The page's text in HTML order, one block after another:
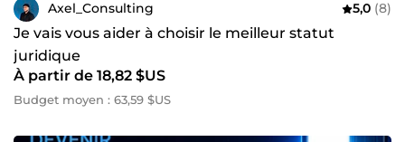
Axel_Consulting 5,0 (8)
Je vais vous aider à choisir le meilleur statut
juridique
À partir de 18,82 $US
Budget moyen : 63,59 $US